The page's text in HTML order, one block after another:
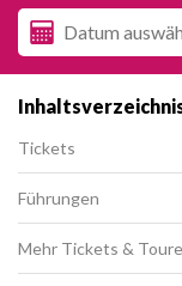
Tickets
Führungen
Mehr Tickets &